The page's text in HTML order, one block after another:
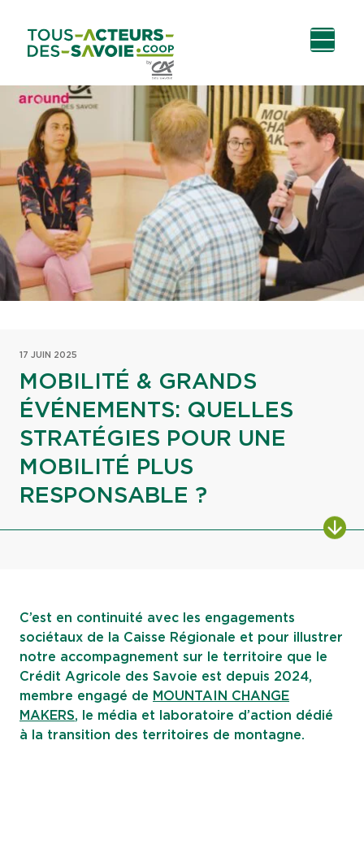
contenu
principal
17 JUIN 2025
MOBILITÉ & GRANDS
ÉVÉNEMENTS: QUELLES
STRATÉGIES POUR UNE
MOBILITÉ PLUS
RESPONSABLE ?
C’est en continuité avec les engagements
sociétaux de la Caisse Régionale et pour illustrer
notre accompagnement sur le territoire que le
Crédit Agricole des Savoie est depuis 2024,
membre engagé de MOUNTAIN CHANGE
MAKERS, le média et laboratoire d’action dédié
à la transition des territoires de montagne.